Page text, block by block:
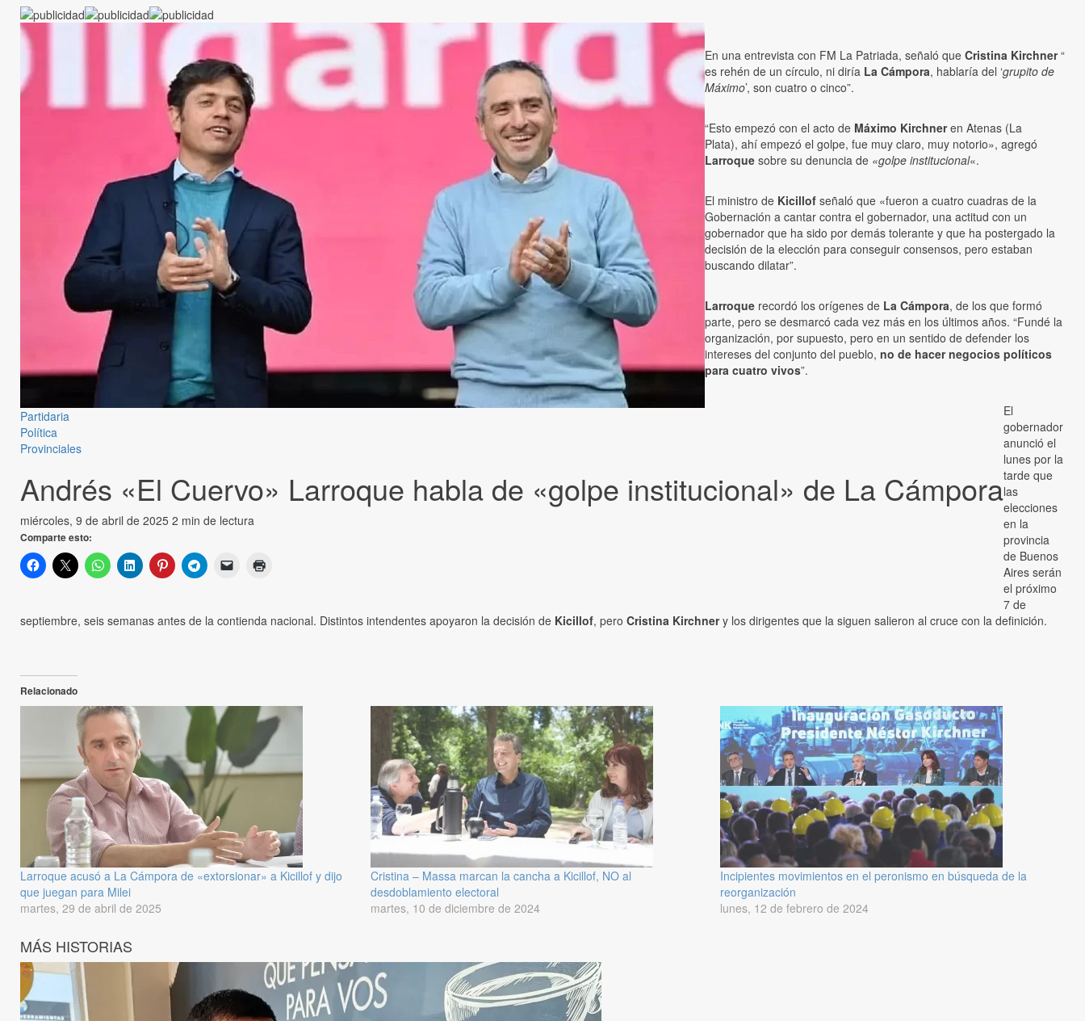
Partidaria
Política
Provinciales
Andrés «El Cuervo» Larroque habla de «golpe institucional» de La Cámpora
miércoles, 9 de abril de 2025 2 min de lectura
Comparte esto:
En una entrevista con FM La Patriada, señaló que Cristina Kirchner“
es rehén de un círculo, ni diría La Cámpora, hablaría del ‘grupito de
Máximo’, son cuatro o cinco”.
“Esto empezó con el acto de Máximo Kirchneren Atenas (La
Plata), ahí empezó el golpe, fue muy claro, muy notorio», agregó
Larroque sobre su denuncia de «golpe institucional«.
El ministro de Kicillof señaló que «fueron a cuatro cuadras de la
Gobernación a cantar contra el gobernador, una actitud con un
gobernador que ha sido por demás tolerante y que ha postergado la
decisión de la elección para conseguir consensos, pero estaban
buscando dilatar”.
Larroque recordó los orígenes de La Cámpora, de los que formó
parte, pero se desmarcó cada vez más en los últimos años. “Fundé la
organización, por supuesto, pero en un sentido de defender los
intereses del conjunto del pueblo, no de hacer negocios políticos
para cuatro vivos”.
El
gobernador
anunció el
lunes por la
tarde que
las
elecciones
en la
provincia
de Buenos
Aires serán
el próximo
7 de
septiembre, seis semanas antes de la contienda nacional. Distintos intendentes apoyaron la decisión de Kicillof, pero Cristina Kirchnery los dirigentes que la siguen salieron al cruce con la definición.
Relacionado
Larroque acusó a La Cámpora de «extorsionar» a Kicillof y dijo
que juegan para Milei
martes, 29 de abril de 2025
Cristina – Massa marcan la cancha a Kicillof, NO al
desdoblamiento electoral
martes, 10 de diciembre de 2024
Incipientes movimientos en el peronismo en búsqueda de la
reorganización
lunes, 12 de febrero de 2024
MÁS HISTORIAS